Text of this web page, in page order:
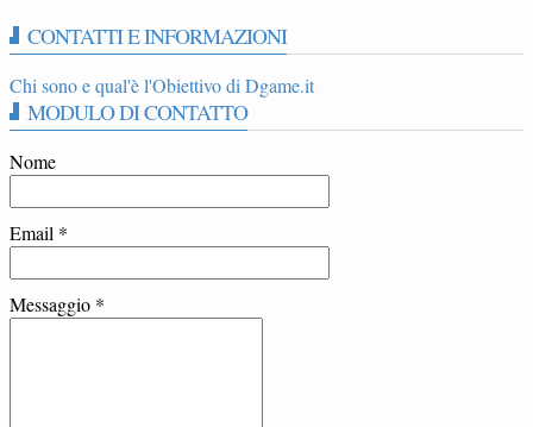
CONTATTI E INFORMAZIONI
Chi sono e qual'è l'Obiettivo di Dgame.it
MODULO DI CONTATTO
Nome
Email *
Messaggio *